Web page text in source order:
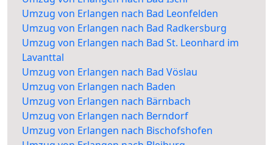
Umzug von Erlangen nach Bad Leonfelden
Umzug von Erlangen nach Bad Radkersburg
Umzug von Erlangen nach Bad St. Leonhard im
Lavanttal
Umzug von Erlangen nach Bad Vöslau
Umzug von Erlangen nach Baden
Umzug von Erlangen nach Bärnbach
Umzug von Erlangen nach Berndorf
Umzug von Erlangen nach Bischofshofen